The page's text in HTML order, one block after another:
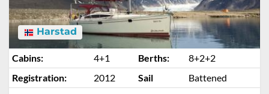
Harstad
Cabins: 4+1 Berths:
8+2+2
Registration:
2012 Sail
Battened